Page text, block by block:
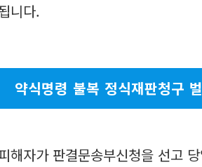
니다.
약식명령 불복 정식재판청구
해자가 판결문송부신청을 선고